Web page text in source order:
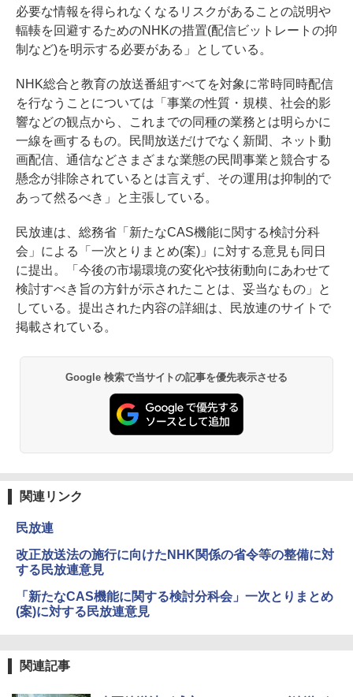
必要な情報を得られなくなるリスクがあることの説明や
輻輳を回避するためのNHKの措置(配信ビットレートの抑
制など)を明示する必要がある」としている。
NHK総合と教育の放送番組すべてを対象に常時同時配信
を行なうことについては「事業の性質・規模、社会的影
響などの観点から、これまでの同種の業務とは明らかに
一線を画するもの。民間放送だけでなく新聞、ネット動
画配信、通信などさまざまな業態の民間事業と競合する
懸念が排除されているとは言えず、その運用は抑制的で
あって然るべき」と主張している。
民放連は、総務省「新たなCAS機能に関する検討分科
会」による「一次とりまとめ(案)」に対する意見も同日
に提出。「今後の市場環境の変化や技術動向にあわせて
検討すべき旨の方針が示されたことは、妥当なもの」と
している。提出された内容の詳細は、民放連のサイトで
掲載されている。
Google 検索で当サイトの記事を優先表示させる
関連リンク
民放連
改正放送法の施行に向けたNHK関係の省令等の整備に対
する民放連意見
「新たなCAS機能に関する検討分科会」一次とりまとめ
(案)に対する民放連意見
関連記事